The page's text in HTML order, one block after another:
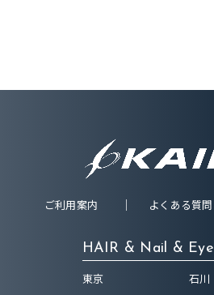
ご利用案内 よくある質問
HAIR & Nail & Eye
東京
石川